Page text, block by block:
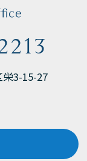
3-15-27